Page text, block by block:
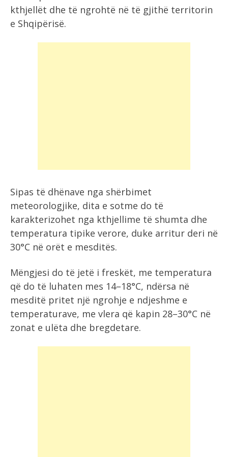
kthjellët dhe të ngrohtë në të gjithë territorin
e Shqipërisë.
Sipas të dhënave nga shërbimet
meteorologjike, dita e sotme do të
karakterizohet nga kthjellime të shumta dhe
temperatura tipike verore, duke arritur deri në
30°C në orët e mesditës.
Mëngjesi do të jetë i freskët, me temperatura
që do të luhaten mes 14–18°C, ndërsa në
mesditë pritet një ngrohje e ndjeshme e
temperaturave, me vlera që kapin 28–30°C në
zonat e ulëta dhe bregdetare.